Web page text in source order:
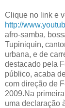
Clique no link e
http://
afro-samba,
Tupiniquin,
urbana, e de
destacado pela
público, acaba
com direção de
2009.Na
uma declaração